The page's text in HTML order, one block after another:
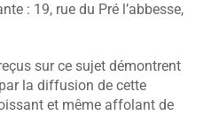
: 19, rue du Pré l’abbesse,
sur ce sujet démontrent
la diffusion de cette
et même affolant de